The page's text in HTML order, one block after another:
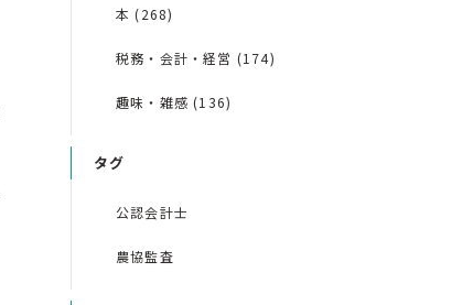
本 (268)
税務・会計・経営 (174)
趣味・雑感 (136)
タグ
公認会計士
農協監査